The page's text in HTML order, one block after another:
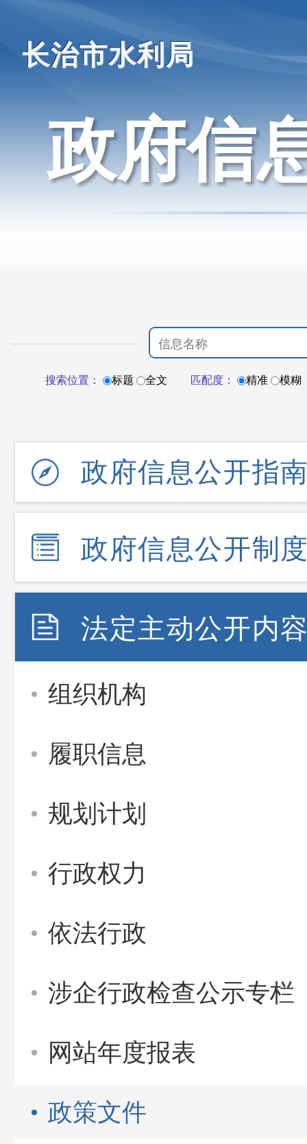
长治市水利局
政府信
搜索位置： 标题 全文 匹配度： 精准 模糊
政府信息公开指
政府信息公开制
法定主动公开内
组织机构
履职信息
规划计划
行政权力
依法行政
涉企行政检查公示专栏
网站年度报表
政策文件